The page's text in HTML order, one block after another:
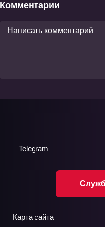
Комментарии
Telegram
Карта сайта